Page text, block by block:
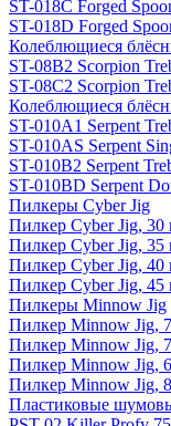
ST-018C Forged
ST-018D Forged
Колеблющиеся
ST-08B2 Scorpion
ST-08C2 Scorpion
Колеблющиеся
ST-010A1 Serpent
ST-010AS Serpent
ST-010B2 Serpent
ST-010BD Serpent
Пилкеры Cyber Jig
Пилкер Cyber Jig, 30
Пилкер Cyber Jig, 35
Пилкер Cyber Jig, 40
Пилкер Cyber Jig, 45
Пилкеры Minnow Jig
Пилкер Minnow Jig,
Пилкер Minnow Jig,
Пилкер Minnow Jig,
Пилкер Minnow Jig,
Пластиковые